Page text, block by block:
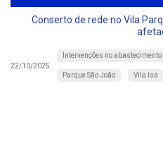
Conserto de rede no Vila
22/10/2025
Intervenções no abastecimento
Parque São João Vila Isa